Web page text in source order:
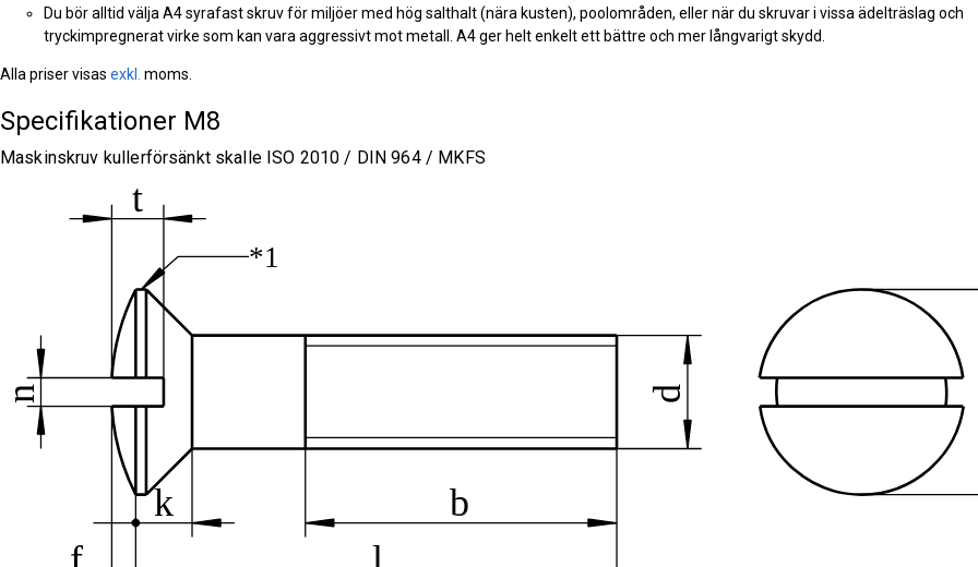
Du bör alltid välja A4 syrafast skruv för miljöer med hög salthalt (nära kusten), poolområden, eller när du skruvar i vissa ädelträslag och
tryckimpregnerat virke som kan vara aggressivt mot metall. A4 ger helt enkelt ett bättre och mer långvarigt skydd.
Alla priser visas exkl. moms.
Specifikationer M8
Maskinskruv kullerförsänkt skalle ISO 2010 / DIN 964 / MKFS